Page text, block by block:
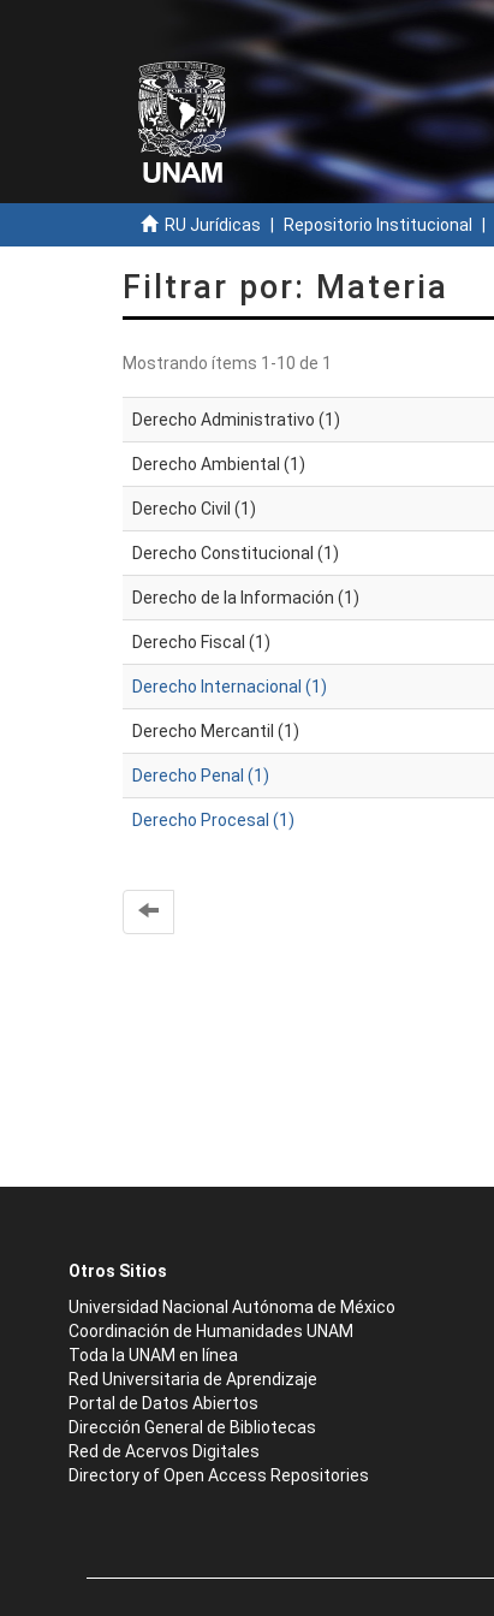
RU Jurídicas Repositorio Institucional
Filtrar por: Materia
Mostrando ítems 1-10 de 1
Derecho Administrativo (1)
Derecho Ambiental (1)
Derecho Civil (1)
Derecho Constitucional (1)
Derecho de la Información (1)
Derecho Fiscal (1)
Derecho Internacional (1)
Derecho Mercantil (1)
Derecho Penal (1)
Derecho Procesal (1)
Otros Sitios
Universidad Nacional Autónoma de México
Coordinación de Humanidades UNAM
Toda la UNAM en línea
Red Universitaria de Aprendizaje
Portal de Datos Abiertos
Dirección General de Bibliotecas
Red de Acervos Digitales
Directory of Open Access Repositories